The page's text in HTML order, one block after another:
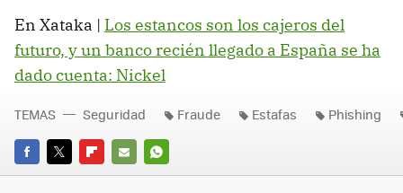
En Xataka | Los estancos son los cajeros del
futuro, y un banco recién llegado a España se ha
dado cuenta: Nickel
FACEBOOK
TWITTERFLIPBOARD
E-
WHATSAPP
TEMAS Seguridad Fraude Estafas Phishing